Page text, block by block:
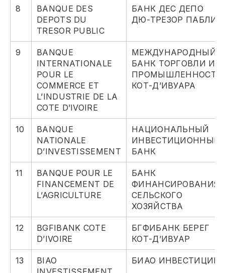
8
BANQUE DES
DEPOTS DU
TRESOR PUBLIC
БАНК ДЕС ДЕПО
ДЮ-ТРЕЗОР ПАБЛИК
9
BANQUE
INTERNATIONALE
POUR LE
COMMERCE ET
L’INDUSTRIE DE LA
COTE D’IVOIRE
МЕЖДУНАРОДНЫЙ
БАНК ТОРГОВЛИ И
ПРОМЫШЛЕННОСТИ
КОТ-Д’ИВУАРА
10
BANQUE
NATIONALE
D’INVESTISSEMENT
НАЦИОНАЛЬНЫЙ
ИНВЕСТИЦИОННЫЙ
БАНК
11
BANQUE POUR LE
FINANCEMENT DE
L’AGRICULTURE
БАНК
ФИНАНСИРОВАНИЯ
СЕЛЬСКОГО
ХОЗЯЙСТВА
12
BGFIBANK COTE
D’IVOIRE
БГФИБАНК БЕРЕГ
КОТ-Д’ИВУАР
13
BIAO
БИАО ИНВЕСТИЦИИ